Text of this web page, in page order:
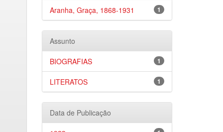
1
Aranha, Graça, 1868-1931
Assunto
1
BIOGRAFIAS
1
LITERATOS
Data de Publicação